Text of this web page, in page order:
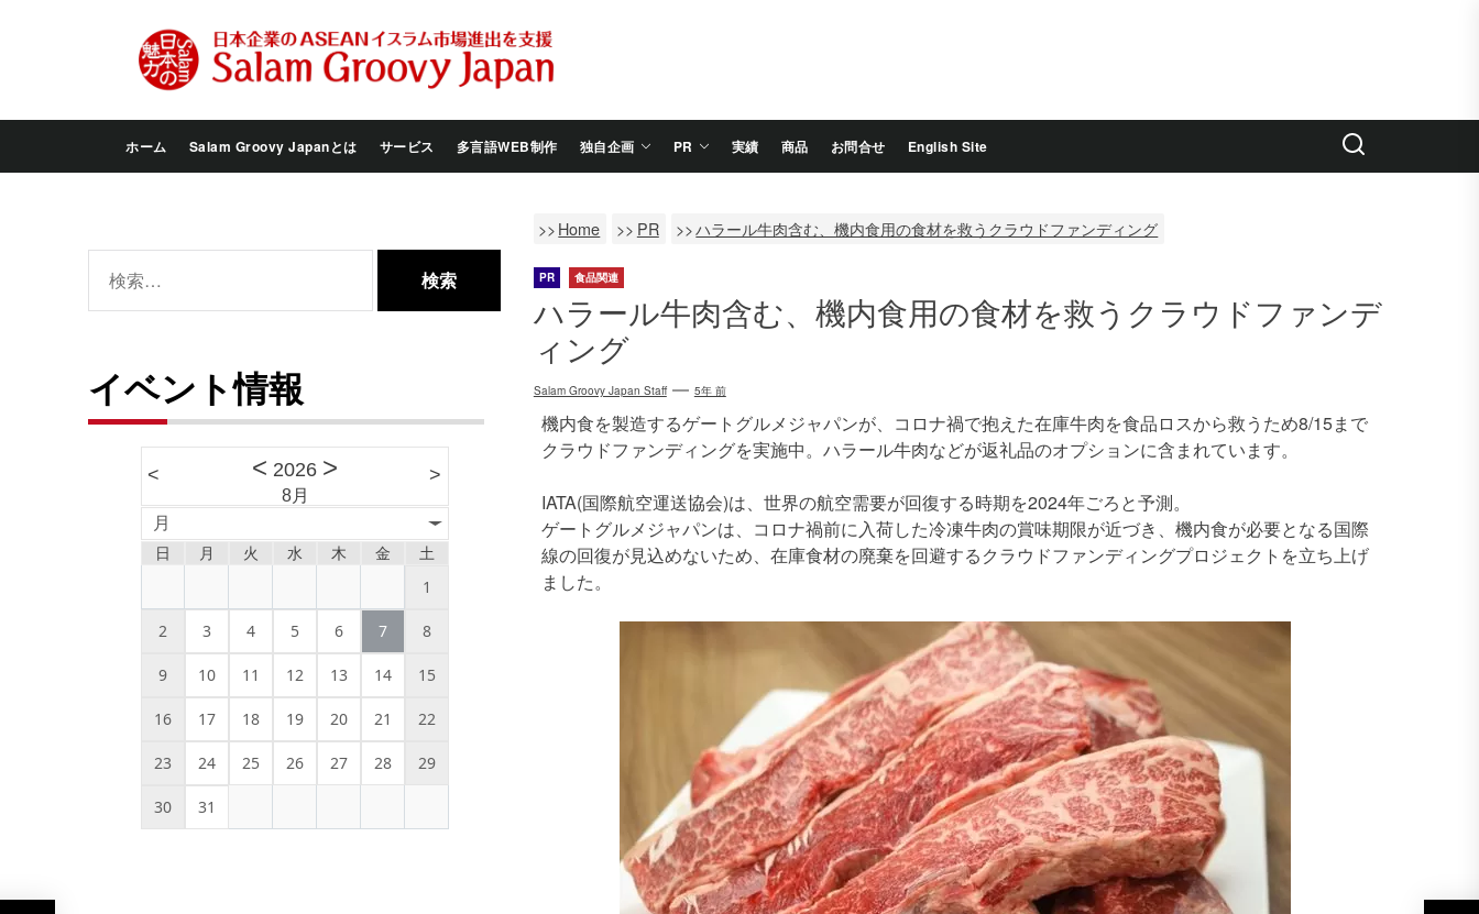
Groovy
Japan
ホーム Salam Groovy Japanとは サービス 多言語WEB制作 独自企画 PR 実績 商品 お問合せ English Site
Home PR ハラール牛肉含む、機内食用の食材を救うクラウドファンディング
PR 食品関連
ハラール牛肉含む、機内食用の食材を救うクラウドファンデ
ィング
Salam Groovy Japan Staff 5年 前
機内食を製造するゲートグルメジャパンが、コロナ禍で抱えた在庫牛肉を食品ロスから救うため8/15まで
クラウドファンディングを実施中。ハラール牛肉などが返礼品のオプションに含まれています。
IATA(国際航空運送協会)は、世界の航空需要が回復する時期を2024年ごろと予測。
ゲートグルメジャパンは、コロナ禍前に入荷した冷凍牛肉の賞味期限が近づき、機内食が必要となる国際
線の回復が見込めないため、在庫食材の廃棄を回避するクラウドファンディングプロジェクトを立ち上げ
ました。
索:
イベント情報
< < 2026 >
8月
>
月
日 月 火 水 木 金 土
1
2 3 4 5 6 7 8
9 10 11 12 13 14 15
16 17 18 19 20 21 22
23 24 25 26 27 28 29
30 31